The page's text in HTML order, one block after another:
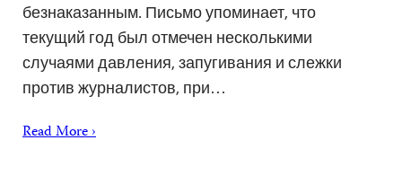
безнаказанным. Письмо упоминает, что
текущий год был отмечен несколькими
случаями давления, запугивания и слежки
против журналистов, при…
Read More ›